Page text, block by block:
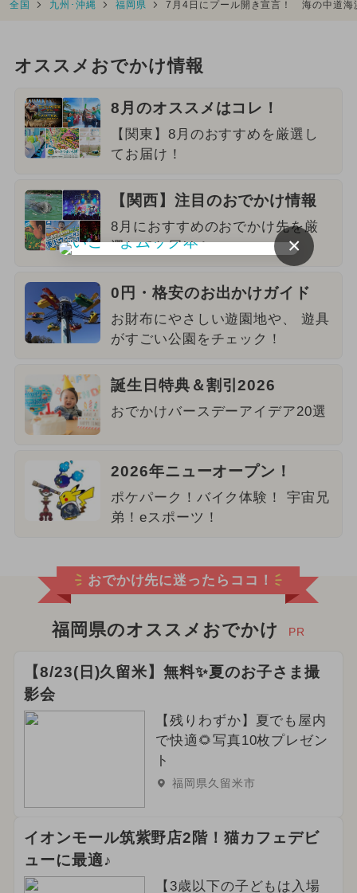
全国 九州･沖縄 福岡県 7月4日にプール開き宣言！ 海の中道海
オススメおでかけ情報
8月のオススメはコレ！
【関東】8月のおすすめを厳選し
てお届け！
【関西】注目のおでかけ情報
8月におすすめのおでかけ先を厳
選してお届け！
0円・格安のお出かけガイド
お財布にやさしい遊園地や、 遊具
がすごい公園をチェック！
誕生日特典＆割引2026
おでかけバースデーアイデア20選
2026年ニューオープン！
ポケパーク！バイク体験！ 宇宙兄
弟！eスポーツ！
おでかけ先に迷ったらココ！
福岡県のオススメおでかけ PR
【8/23(日)久留米】無料✨夏のお子さま撮
影会
【残りわずか】夏でも屋内
で快適🌻写真10枚プレゼン
ト
福岡県久留米市
イオンモール筑紫野店2階！猫カフェデビ
ューに最適♪
【3歳以下の子どもは入場
×